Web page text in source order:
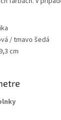
/ tmavo šedá
cm